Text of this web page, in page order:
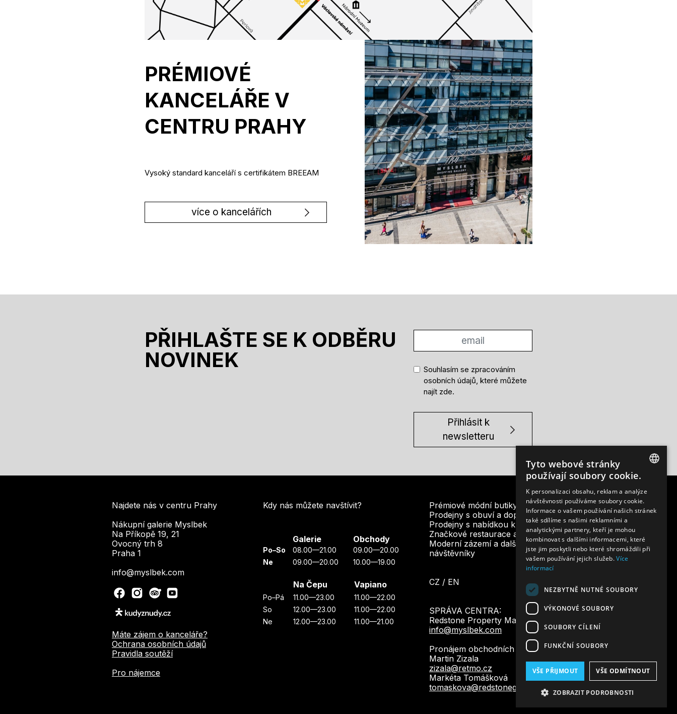
PRÉMIOVÉ
KANCELÁŘE V
CENTRU PRAHY
Vysoký standard kanceláří s certifikátem BREEAM
více o kancelářích
PŘIHLAŠTE SE K ODBĚRU
NOVINEK
Souhlasím se zpracováním
osobních údajů, které můžete
najít zde.
Přihlásit k
newsletteru
Najdete nás v centru Prahy
Nákupní galerie Myslbek
Na Příkopě 19, 21
Ovocný trh 8
Praha 1
info@myslbek.com
Máte zájem o kanceláře?
Ochrana osobních údajů
Pravidla soutěží
Pro nájemce
Kdy nás můžete navštívit?
Galerie Obchody
Po–So 08.00—21.00
09.00—20.00
Ne
09.00—20.00 10.00—19.00
Na Čepu Vapiano
Po–Pá 11.00—23.00
11.00—22.00
So
12.00—23.00
11.00—22.00
Ne
12.00—23.00 11.00—21.00
Prémiové módní butiky
Prodejny s obuví a doplňky
Prodejny s nabídkou krásy a designu
Značkové restaurace a bistra
Moderní zázemí a další služby pro
návštěvníky
CZ / EN
SPRÁVA CENTRA:
Redstone Property Management
info@myslbek.com
Pronájem obchodních prostor:
Martin Zizala
zizala@retmo.cz
Markéta Tomášková
tomaskova@redstonegroup.cz
ENGLISH
Tyto webové stránky
používají soubory cookie.
K personalizaci obsahu, reklam a analýze
návštěvnosti používáme soubory cookie.
Informace o vašem používání našich stránek
také sdílíme s našimi reklamními a
analytickými partnery, kteří je mohou
kombinovat s dalšími informacemi, které
jste jim poskytli nebo které shromáždili při
vašem používání jejich služeb.Více
informací
NEZBYTNĚ NUTNÉ SOUBORY
VÝKONOVÉ SOUBORY
SOUBORY CÍLENÍ
FUNKČNÍ SOUBORY
VŠE PŘIJMOUT VŠE ODMÍTNOUT
ZOBRAZIT PODROBNOSTI